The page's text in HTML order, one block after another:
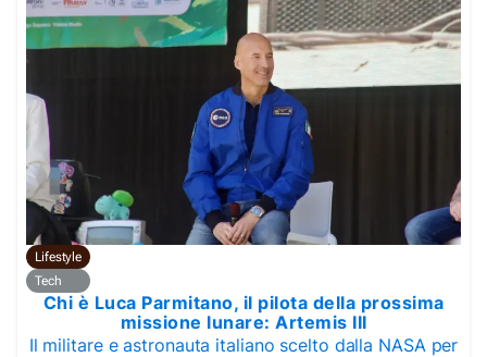
Lifestyle
Tech
Chi è Luca Parmitano, il pilota della prossima
missione lunare: Artemis III
Il militare e astronauta italiano scelto dalla NASA per